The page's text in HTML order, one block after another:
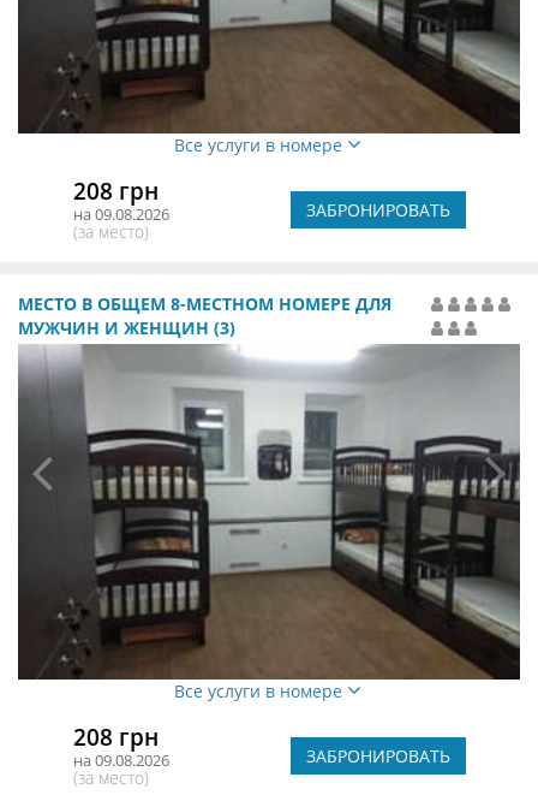
Все услуги в номере
208 грн
на 09.08.2026
(за место)
ЗАБРОНИРОВАТЬ
МЕСТО В ОБЩЕМ 8-МЕСТНОМ НОМЕРЕ ДЛЯ
МУЖЧИН И ЖЕНЩИН (3)
Все услуги в номере
208 грн
на 09.08.2026
(за место)
ЗАБРОНИРОВАТЬ